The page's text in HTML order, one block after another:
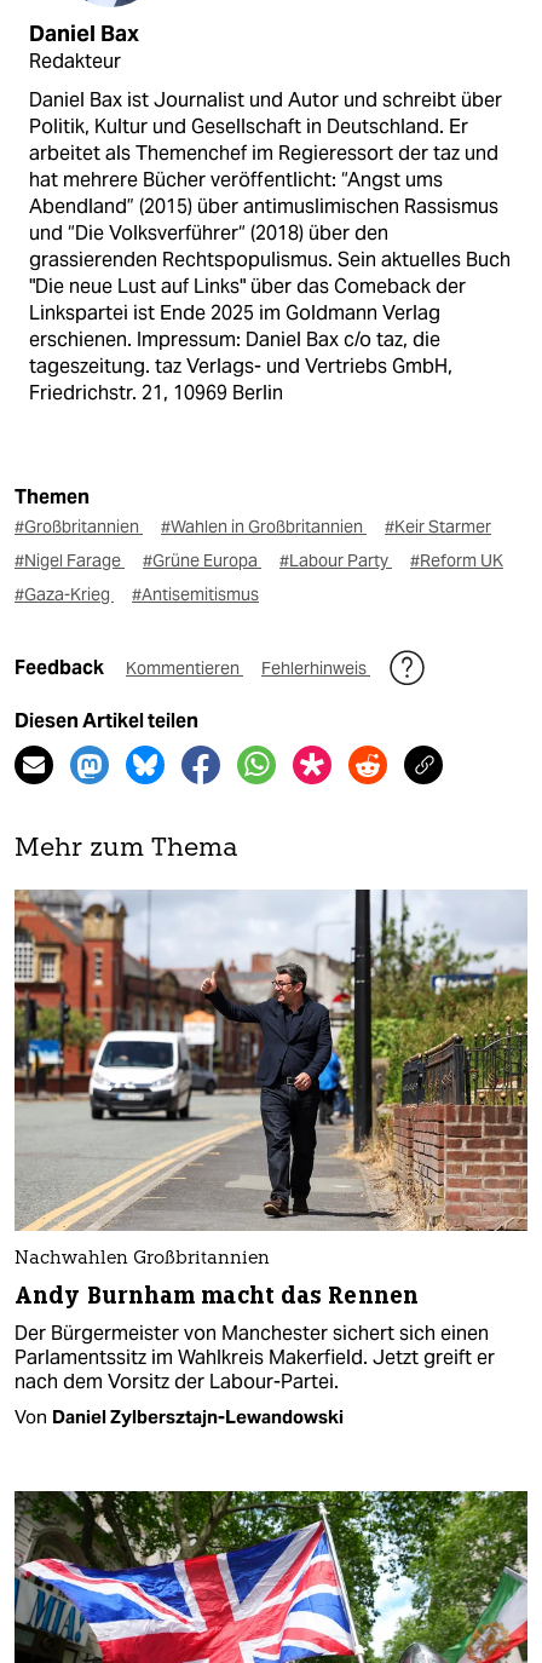
Daniel Bax
Redakteur
Daniel Bax ist Journalist und Autor und schreibt über
Politik, Kultur und Gesellschaft in Deutschland. Er
arbeitet als Themenchef im Regieressort der taz und
hat mehrere Bücher veröffentlicht: “Angst ums
Abendland” (2015) über antimuslimischen Rassismus
und “Die Volksverführer“ (2018) über den
grassierenden Rechtspopulismus. Sein aktuelles Buch
"Die neue Lust auf Links" über das Comeback der
Linkspartei ist Ende 2025 im Goldmann Verlag
erschienen. Impressum: Daniel Bax c/o taz, die
tageszeitung. taz Verlags- und Vertriebs GmbH,
Friedrichstr. 21, 10969 Berlin
Themen
#Großbritannien #Wahlen in Großbritannien
#Keir Starmer
#Nigel Farage
#Grüne Europa #Labour Party
#Reform UK
#Gaza-Krieg
#Antisemitismus
Feedback Kommentieren Fehlerhinweis
Diesen Artikel teilen
Mehr zum Thema
Nachwahlen Großbritannien
Andy Burnham macht das Rennen
Der Bürgermeister von Manchester sichert sich einen
Parlamentssitz im Wahlkreis Makerfield. Jetzt greift er
nach dem Vorsitz der Labour-Partei.
Von Daniel Zylbersztajn-Lewandowski